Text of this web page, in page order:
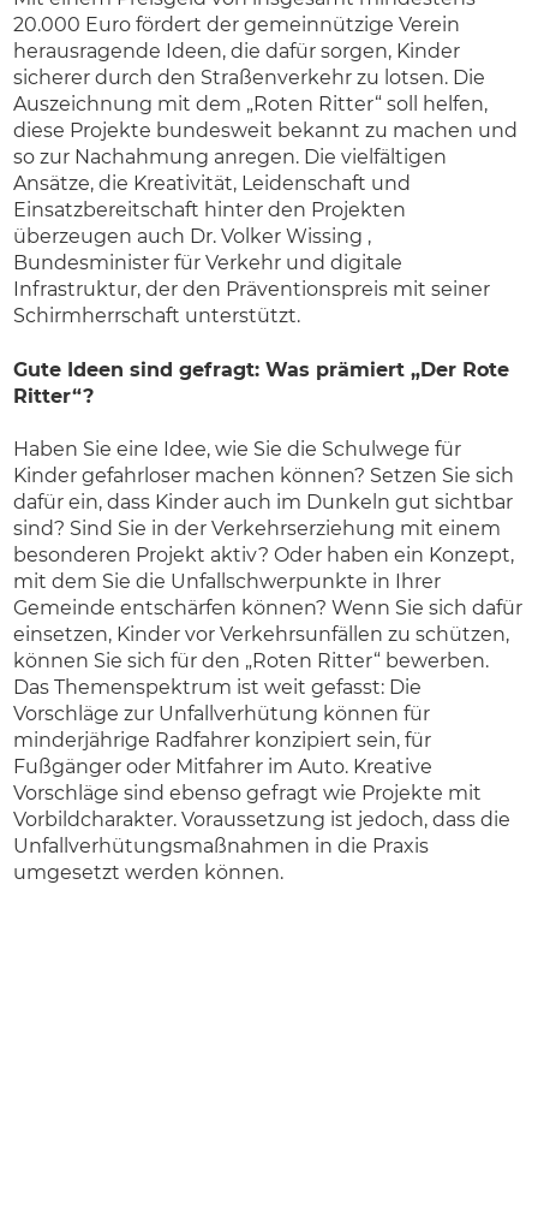
20.000 Euro fördert der gemeinnützige Verein
herausragende Ideen, die dafür sorgen, Kinder
sicherer durch den Straßenverkehr zu lotsen. Die
Auszeichnung mit dem „Roten Ritter“ soll helfen,
diese Projekte bundesweit bekannt zu machen und
so zur Nachahmung anregen. Die vielfältigen
Ansätze, die Kreativität, Leidenschaft und
Einsatzbereitschaft hinter den Projekten
überzeugen auch Dr. Volker Wissing ,
Bundesminister für Verkehr und digitale
Infrastruktur, der den Präventionspreis mit seiner
Schirmherrschaft unterstützt.
Gute Ideen sind gefragt: Was prämiert „Der Rote
Ritter“?
Haben Sie eine Idee, wie Sie die Schulwege für
Kinder gefahrloser machen können? Setzen Sie sich
dafür ein, dass Kinder auch im Dunkeln gut sichtbar
sind? Sind Sie in der Verkehrserziehung mit einem
besonderen Projekt aktiv? Oder haben ein Konzept,
mit dem Sie die Unfallschwerpunkte in Ihrer
Gemeinde entschärfen können? Wenn Sie sich dafür
einsetzen, Kinder vor Verkehrsunfällen zu schützen,
können Sie sich für den „Roten Ritter“ bewerben.
Das Themenspektrum ist weit gefasst: Die
Vorschläge zur Unfallverhütung können für
minderjährige Radfahrer konzipiert sein, für
Fußgänger oder Mitfahrer im Auto. Kreative
Vorschläge sind ebenso gefragt wie Projekte mit
Vorbildcharakter. Voraussetzung ist jedoch, dass die
Unfallverhütungsmaßnahmen in die Praxis
umgesetzt werden können.